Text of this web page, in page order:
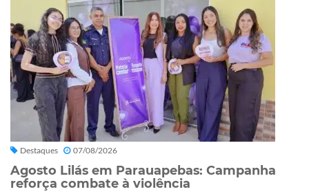
Destaques 07/08/2026
Agosto Lilás em Parauapebas: Campanha
reforça combate à violência